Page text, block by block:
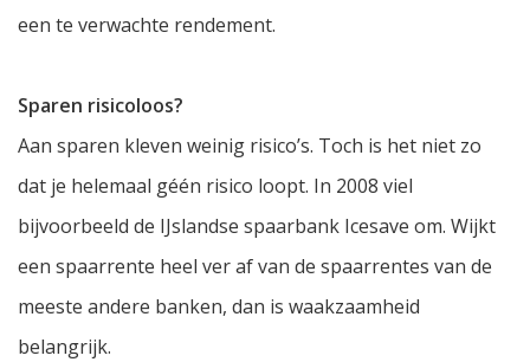
een te verwachte rendement.
Sparen risicoloos?
Aan sparen kleven weinig risico’s. Toch is het niet zo
dat je helemaal géén risico loopt. In 2008 viel
bijvoorbeeld de IJslandse spaarbank Icesave om. Wijkt
een spaarrente heel ver af van de spaarrentes van de
meeste andere banken, dan is waakzaamheid
belangrijk.